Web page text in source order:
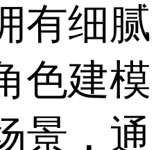
有细腻
色建模
景，通